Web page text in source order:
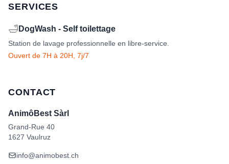
SERVICES
🛁 DogWash - Self toilettage
Station de lavage professionnelle en libre-service.
Ouvert de 7H à 20H, 7j/7
CONTACT
AnimôBest Sàrl
Grand-Rue 40
1627 Vaulruz
info@animobest.ch